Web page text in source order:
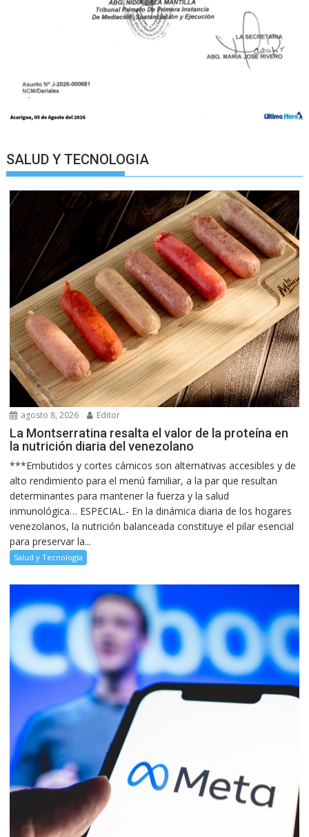
SALUD Y TECNOLOGIA
agosto 8, 2026 Editor
La Montserratina resalta el valor de la proteína en
la nutrición diaria del venezolano
***Embutidos y cortes cárnicos son alternativas accesibles y de
alto rendimiento para el menú familiar, a la par que resultan
determinantes para mantener la fuerza y la salud
inmunológica… ESPECIAL.- En la dinámica diaria de los hogares
venezolanos, la nutrición balanceada constituye el pilar esencial
para preservar la...
Salud y Tecnología